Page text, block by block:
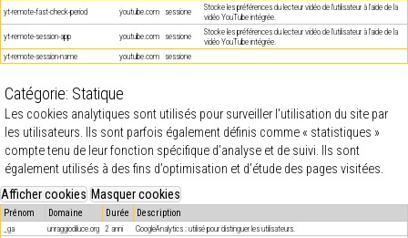
yt-remote-fast-check-period
youtube.com sessione
Stocke les préférences du lecteur vidéo de l'utilisateur à l'aide de la
vidéo YouTube intégrée.
yt-remote-session-app
youtube.com sessione
Stocke les préférences du lecteur vidéo de l'utilisateur à l'aide de la
vidéo YouTube intégrée.
yt-remote-session-name
youtube.com sessione
Catégorie: Statique
Les cookies analytiques sont utilisés pour surveiller l'utilisation du site par
les utilisateurs. Ils sont parfois également définis comme « statistiques »
compte tenu de leur fonction spécifique d’analyse et de suivi. Ils sont
également utilisés à des fins d’optimisation et d’étude des pages visitées.
Prénom Domaine Durée
Description
_ga
unraggiodiluce.org 2 anni
GoogleAnalytics : utilisé pour distinguer les utilisateurs.